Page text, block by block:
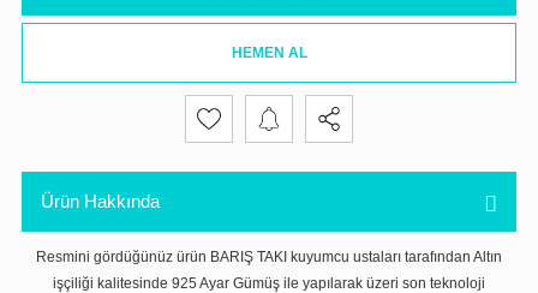
HEMEN AL
Ürün Hakkında
Resmini gördüğünüz ürün BARIŞ TAKI kuyumcu ustaları tarafından Altın
işçiliği kalitesinde 925 Ayar Gümüş ile yapılarak üzeri son teknoloji